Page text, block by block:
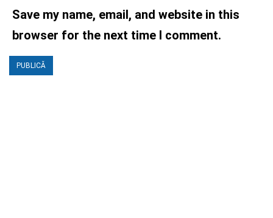
Save my name, email, and website in this
browser for the next time I comment.